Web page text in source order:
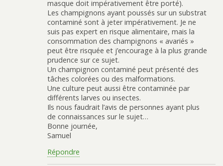
masque doit impérativement être porté).
Les champignons ayant poussés sur un substrat
contaminé sont à jeter impérativement. Je ne
suis pas expert en risque alimentaire, mais la
consommation des champignons « avariés »
peut être risquée et j’encourage à la plus grande
prudence sur ce sujet.
Un champignon contaminé peut présenté des
tâches colorées ou des malformations.
Une culture peut aussi être contaminée par
différents larves ou insectes.
Ils nous faudrait l’avis de personnes ayant plus
de connaissances sur le sujet…
Bonne journée,
Samuel
Répondre